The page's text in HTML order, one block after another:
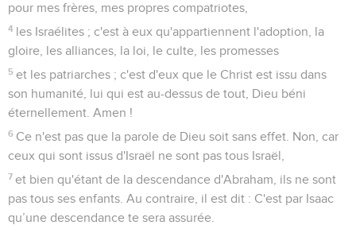
pour mes frères, mes propres compatriotes,
4 les Israélites ; c'est à eux qu'appartiennent l'adoption, la
gloire, les alliances, la loi, le culte, les promesses
5 et les patriarches ; c'est d'eux que le Christ est issu dans
son humanité, lui qui est au-dessus de tout, Dieu béni
éternellement. Amen !
6 Ce n'est pas que la parole de Dieu soit sans effet. Non, car
ceux qui sont issus d'Israël ne sont pas tous Israël,
7 et bien qu'étant de la descendance d'Abraham, ils ne sont
pas tous ses enfants. Au contraire, il est dit : C'est par Isaac
qu’une descendance te sera assurée.